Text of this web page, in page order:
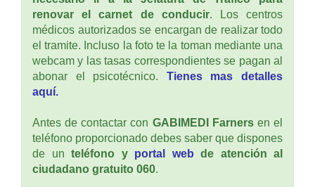
renovar el carnet de conducir. Los centros
médicos autorizados se encargan de realizar todo
el tramite. Incluso la foto te la toman mediante una
webcam y las tasas correspondientes se pagan al
abonar el psicotécnico. Tienes mas detalles
aquí.
Antes de contactar con GABIMEDI Farnersen el
teléfono proporcionado debes saber que dispones
de un teléfono y portal web de atención al
ciudadano gratuito 060.